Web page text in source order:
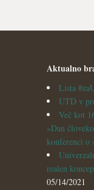
Aktualno
Lista
UTD v
Več kot
»Dan
konferenci o
realen
05/14/2021